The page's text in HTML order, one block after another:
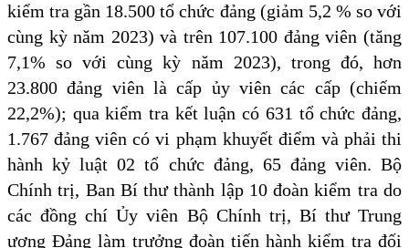
kiểm tra gần 18.500 tổ chức đảng (giảm 5,2 % so với
cùng kỳ năm 2023) và trên 107.100 đảng viên (tăng
7,1% so với cùng kỳ năm 2023), trong đó, hơn
23.800 đảng viên là cấp ủy viên các cấp (chiếm
22,2%); qua kiểm tra kết luận có 631 tổ chức đảng,
1.767 đảng viên có vi phạm khuyết điểm và phải thi
hành kỷ luật 02 tổ chức đảng, 65 đảng viên. Bộ
Chính trị, Ban Bí thư thành lập 10 đoàn kiểm tra do
các đồng chí Ủy viên Bộ Chính trị, Bí thư Trung
ương Đảng làm trưởng đoàn tiến hành kiểm tra đối